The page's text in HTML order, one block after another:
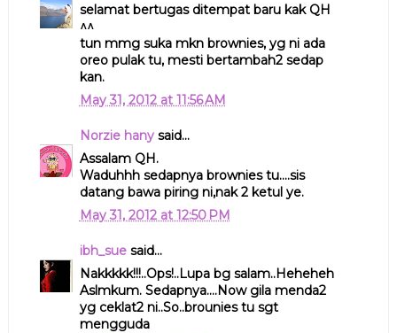
selamat bertugas ditempat baru kak QH
^^
tun mmg suka mkn brownies, yg ni ada
oreo pulak tu, mesti bertambah2 sedap
kan.
May 31, 2012 at 11:56 AM
Norzie hanysaid...
Assalam QH.
Waduhhh sedapnya brownies tu....sis
datang bawa piring ni,nak 2 ketul ye.
May 31, 2012 at 12:50 PM
ibh_suesaid...
Nakkkkk!!!..Ops!..Lupa bg salam..Heheheh
Aslmkum. Sedapnya....Now gila menda2
yg ceklat2 ni..So..brounies tu sgt
mengguda